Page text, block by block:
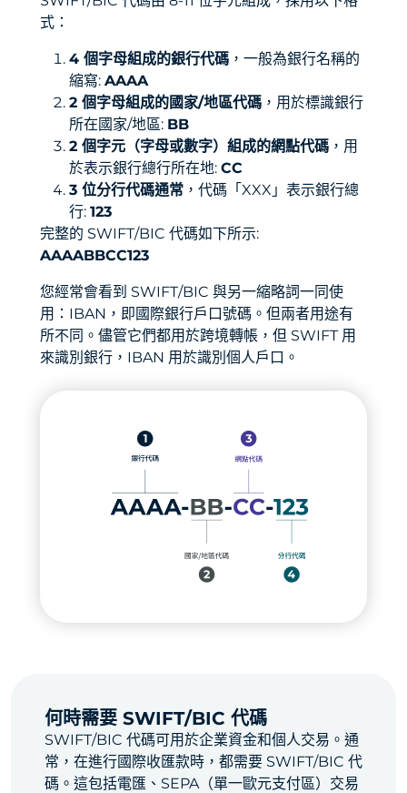
式：
4 個字母組成的銀行代碼 ，一般為銀行名稱的
縮寫: AAAA
2 個字母組成的國家/地區代碼 ，用於標識銀行
所在國家/地區: BB
2 個字元（字母或數字）組成的網點代碼 ，用
於表示銀行總行所在地: CC
3 位分行代碼通常 ，代碼「XXX」表示銀行總
行: 123
完整的 SWIFT/BIC 代碼如下所示:
AAAABBCC123
您經常會看到 SWIFT/BIC 與另一縮略詞一同使
用：IBAN，即國際銀行戶口號碼。但兩者用途有
所不同。儘管它們都用於跨境轉帳，但 SWIFT 用
來識別銀行，IBAN 用於識別個人戶口。
何時需要 SWIFT/BIC 代碼
SWIFT/BIC 代碼可用於企業資金和個人交易。通
常，在進行國際收匯款時，都需要 SWIFT/BIC 代
碼。這包括電匯、SEPA（單一歐元支付區）交易